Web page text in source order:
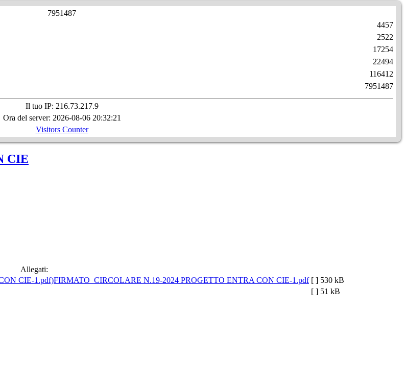
7951487
4457
2522
17254
22494
116412
7951487
Il tuo IP: 216.73.217.9
Ora del server: 2026-08-06 20:32:21
Visitors Counter
CIE
Allegati:
FIRMATO_CIRCOLARE N.19-2024 PROGETTO ENTRA CON CIE-1.pdf [ ] 530 kB
[ ] 51 kB